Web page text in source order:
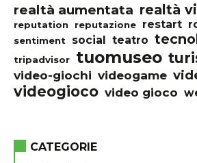
realtà aumentata realtà
reputation reputazione restart
sentiment social teatro
tripadvisor tuomuseo
video-giochi videogame
videogioco video gioco
CATEGORIE